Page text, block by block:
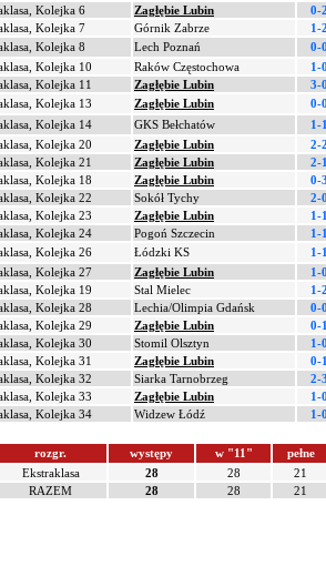
Kolejka 6 Zagłębie Lubin
0-
Kolejka 7 Górnik Zabrze
1-
Kolejka 8 Lech Poznań
0-
Kolejka 10 Raków Częstochowa
1-
Kolejka 11 Zagłębie Lubin
3-
Kolejka 13 Zagłębie Lubin
0-
Kolejka 14 GKS Bełchatów
1-
Kolejka 20 Zagłębie Lubin
2-
Kolejka 21 Zagłębie Lubin
2-
Kolejka 18 Zagłębie Lubin
0-
Kolejka 22 Sokół Tychy
2-
Kolejka 23 Zagłębie Lubin
1-
Kolejka 24 Pogoń Szczecin
1-
Kolejka 26 Łódzki KS
1-
Kolejka 27 Zagłębie Lubin
1-
Kolejka 19 Stal Mielec
1-
Kolejka 28 Lechia/Olimpia Gdańsk
0-
Kolejka 29 Zagłębie Lubin
0-
Kolejka 30 Stomil Olsztyn
1-
Kolejka 31 Zagłębie Lubin
0-
Kolejka 32 Siarka Tarnobrzeg
2-
Kolejka 33 Zagłębie Lubin
1-
Kolejka 34 Widzew Łódź 1-
rozgr. występy w "11"
pełne
Ekstraklasa 28 28
21
RAZEM 28 28 21